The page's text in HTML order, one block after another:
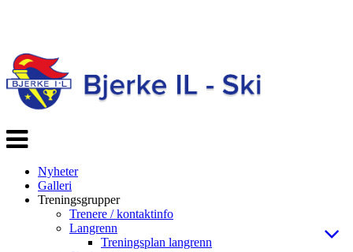
Veksle
navigasjon
Nyheter
Galleri
Treningsgrupper
Trenere / kontaktinfo
Langrenn
Treningsplan langrenn